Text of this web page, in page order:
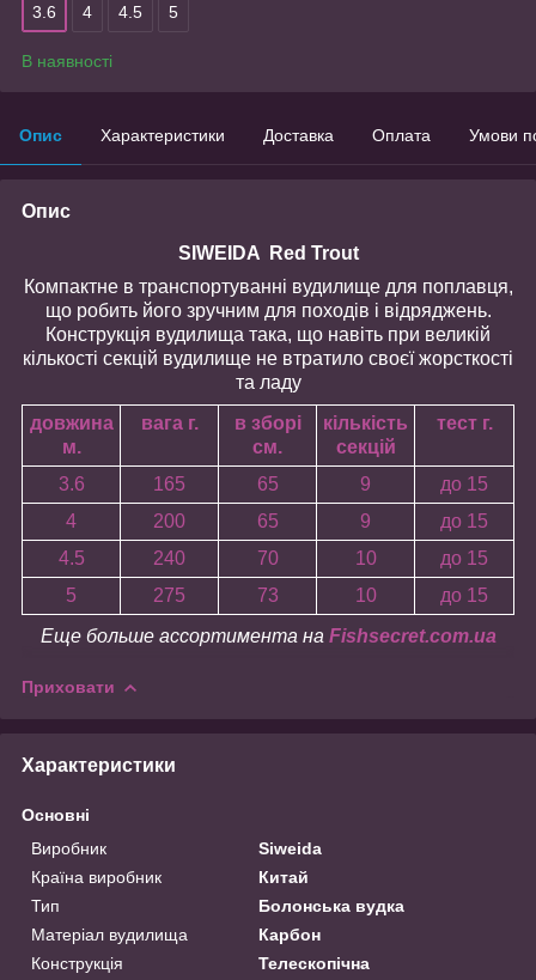
3.6 4 4.5 5
В наявності
Опис Характеристики Доставка Оплата Умови
Опис
SIWEIDA Red Trout
Компактне в транспортуванні вудилище для поплавця,
що робить його зручним для походів і відряджень.
Конструкція вудилища така, що навіть при великій
кількості секцій вудилище не втратило своєї жорсткості
та ладу
довжина
м.
вага г.
в зборі
см.
кількість
секцій
тест г.
3.6 165 65 9
до 15
4
200 65 9
до 15
4.5
240 70 10
до 15
5
275 73 10
до 15
Еще больше ассортимента на Fishsecret.com.ua
Приховати
Характеристики
Основні
Виробник
Siweida
Країна виробник
Китай
Тип
Болонська вудка
Матеріал вудилища
Карбон
Конструкція
Телескопічна